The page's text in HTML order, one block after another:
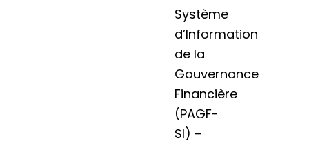
Système
d’Information
de la
Gouvernance
Financière
(PAGF-
SI) –